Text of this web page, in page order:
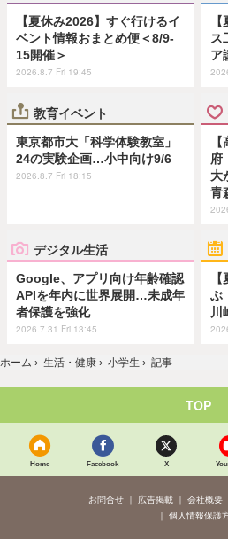
【夏休み2026】すぐ行けるイ
ベント情報おまとめ便＜8/9-
15開催＞
2026.8.7 Fri 19:45
ス
ア
教育イベント
東京都市大「科学体験教室」
24の実験企画…小中向け9/6
2026.8.7 Fri 18:15
府
大
青
デジタル生活
Google、アプリ向け年齢確認
APIを年内に世界展開…未成年
者保護を強化
2026.7.31 Fri 13:45
ぶ
川
ホーム › 生活・健康 › 小学生 › 記事
TOP
Home Facebook X
お問合せ 広告掲載 会社概要
個人情報保護